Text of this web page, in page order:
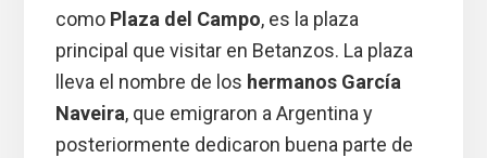
como Plaza del Campo, es la plaza
principal que visitar en Betanzos. La plaza
lleva el nombre de los hermanos García
Naveira, que emigraron a Argentina y
posteriormente dedicaron buena parte de